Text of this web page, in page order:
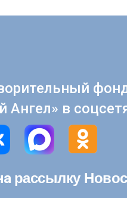
Ангел» в
рассылку